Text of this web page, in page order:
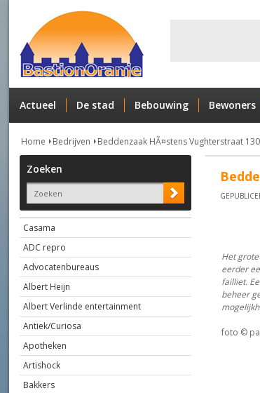
Actueel De stad Bebouwing Bewoners
Home Bedrijven Beddenzaak HÃ¤stens Vughterstraat
Zoeken
Casama
ADC repro
Advocatenbureaus
Albert Heijn
Albert Verlinde entertainment
Antiek/Curiosa
Apotheken
Artishock
Bakkers
Het
eerder
failliet.
beheer
foto ©